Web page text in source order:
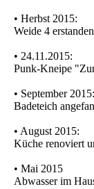
• Herbst 2015:
Weide 4 erstanden
• 24.11.2015:
Punk-Kneipe
• September 2015:
Badeteich
• August 2015:
Küche renoviert
• Mai 2015
Abwasser im